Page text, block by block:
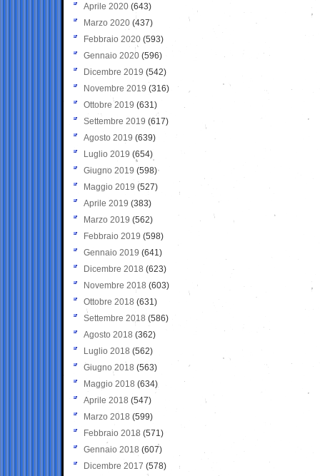
Aprile 2020 (643)
Marzo 2020 (437)
Febbraio 2020 (593)
Gennaio 2020 (596)
Dicembre 2019 (542)
Novembre 2019 (316)
Ottobre 2019 (631)
Settembre 2019 (617)
Agosto 2019 (639)
Luglio 2019 (654)
Giugno 2019 (598)
Maggio 2019 (527)
Aprile 2019 (383)
Marzo 2019 (562)
Febbraio 2019 (598)
Gennaio 2019 (641)
Dicembre 2018 (623)
Novembre 2018 (603)
Ottobre 2018 (631)
Settembre 2018 (586)
Agosto 2018 (362)
Luglio 2018 (562)
Giugno 2018 (563)
Maggio 2018 (634)
Aprile 2018 (547)
Marzo 2018 (599)
Febbraio 2018 (571)
Gennaio 2018 (607)
Dicembre 2017 (578)